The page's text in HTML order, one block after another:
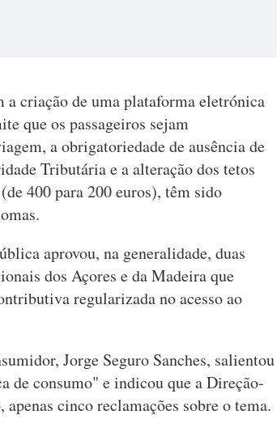
criação de uma plataforma eletrónica
que os passageiros sejam
a obrigatoriedade de ausência de
Tributária e a alteração dos tetos
400 para 200 euros), têm sido
aprovou, na generalidade, duas
dos Açores e da Madeira que
regularizada no acesso ao
Jorge Seguro Sanches, salientou
de consumo" e indicou que a Direção-
cinco reclamações sobre o tema.